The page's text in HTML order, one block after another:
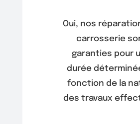
Oui, nos
carrosserie
garanties pour
durée
fonction de la
des travaux